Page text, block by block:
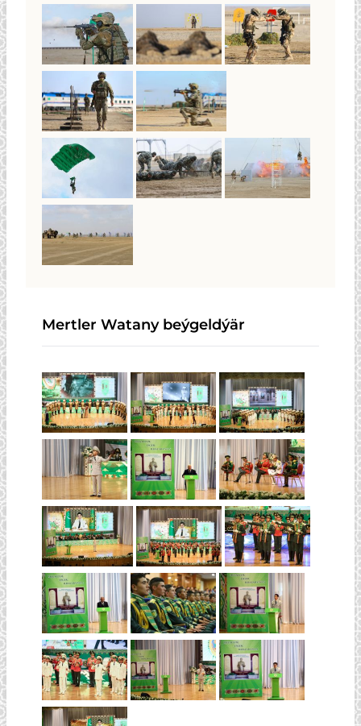
Mertler Watany beýgeldýär